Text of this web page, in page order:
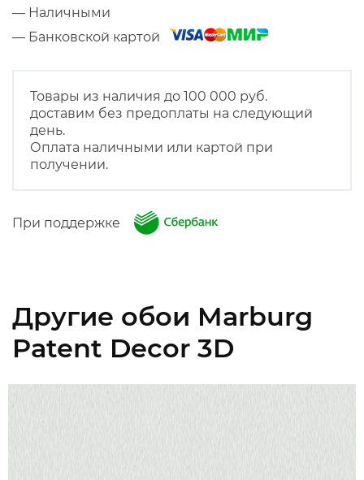
— Наличными
— Банковской картой
Товары из наличия до 100 000 руб.
доставим без предоплаты на следующий
день.
Оплата наличными или картой при
получении.
При поддержке
Другие обои Marburg
Patent Decor 3D